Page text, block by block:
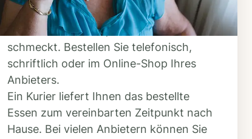
Suchen Sie sich aus dem Speiseplan
Ihres Anbieters aus, was Ihnen
schmeckt. Bestellen Sie telefonisch,
schriftlich oder im Online-Shop Ihres
Anbieters.
Ein Kurier liefert Ihnen das bestellte
Essen zum vereinbarten Zeitpunkt nach
Hause. Bei vielen Anbietern können Sie